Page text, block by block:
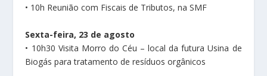
• 10h Reunião com Fiscais de Tributos, na SMF
Sexta-feira, 23 de agosto
• 10h30 Visita Morro do Céu – local da futura Usina de
Biogás para tratamento de resíduos orgânicos